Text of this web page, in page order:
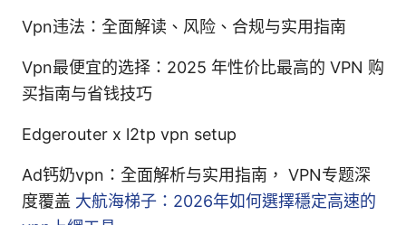
Vpn违法：全面解读、风险、合规与实用指南
Vpn最便宜的选择：2025 年性价比最高的 VPN 购
买指南与省钱技巧
Edgerouter x l2tp vpn setup
Ad钙奶vpn：全面解析与实用指南， VPN专题深
度覆盖 大航海梯子：2026年如何選擇穩定高速的